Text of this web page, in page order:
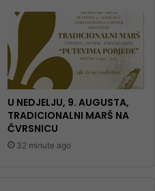
U NEDJELJU, 9. AUGUSTA,
TRADICIONALNI MARŠ NA
ČVRSNICU
32 minute ago